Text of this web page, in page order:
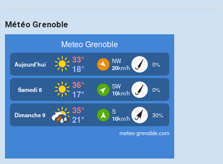
Météo Grenoble